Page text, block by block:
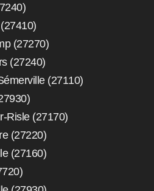
(27270)
(27240)
(27110)
Risle (27170)
(27220)
(27160)